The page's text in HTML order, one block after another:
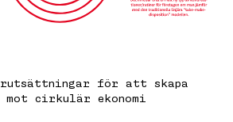
för att skapa
mot cirkulär ekonomi